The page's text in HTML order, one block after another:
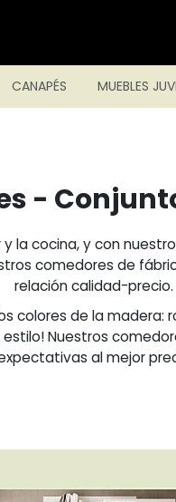
CANAPÉS MUEBLES
-
y la cocina, y con
comedores de
relación calidad-precio.
colores de la madera:
Nuestros
al mejor